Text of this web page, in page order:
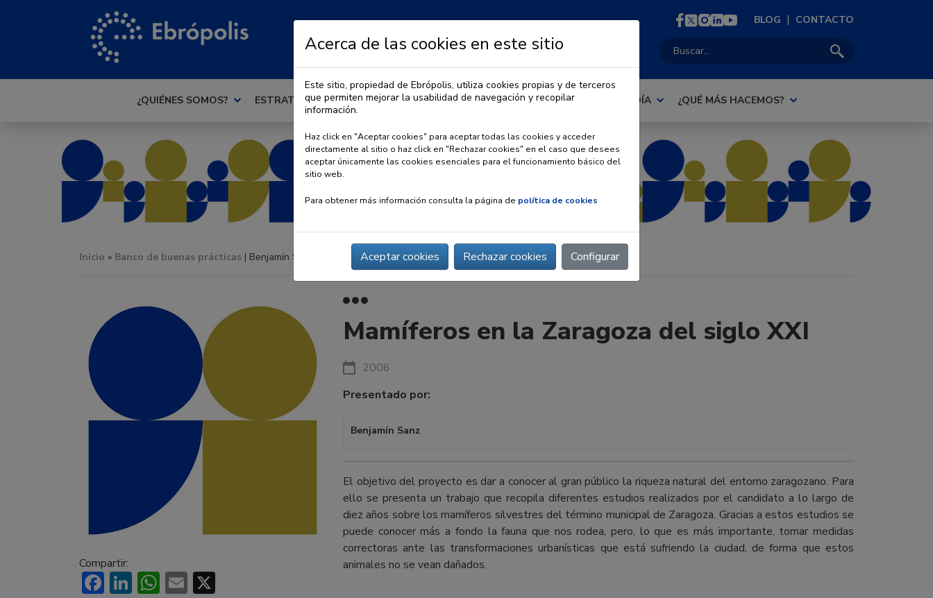
BLOG | CONTACTO
¿QUIÉNES SOMOS? ESTRATEGIA OBSERVATORIO URBANO PREMIO EBRÓPOLIS AL DÍA ¿QUÉ MÁS HACEMOS?
Inicio » Banco de buenas prácticas | Benjamín Sanz
Compartir:
Facebook
LinkedIn
WhatsApp
Email
Mamíferos en la Zaragoza del siglo XXI
2006
Presentado por:
Benjamín Sanz
El objetivo del proyecto es dar a conocer al gran público la riqueza natural del entorno zaragozano. Para
ello se presenta un trabajo que recopila diferentes estudios realizados por el candidato a lo largo de
diez años sobre los mamíferos silvestres del término municipal de Zaragoza. Gracias a estos estudios se
puede conocer más a fondo la fauna que nos rodea, pero, lo que es más importante, tomar medidas
correctoras ante las transformaciones urbanísticas que está sufriendo la ciudad, de forma que estos
animales no se vean dañados.
Acerca de las cookies en este sitio
Este sitio, propiedad de Ebrópolis, utiliza cookies propias y de terceros
que permiten mejorar la usabilidad de navegación y recopilar
información.
Haz click en "Aceptar cookies" para aceptar todas las cookies y acceder
directamente al sitio o haz click en "Rechazar cookies" en el caso que desees
aceptar únicamente las cookies esenciales para el funcionamiento básico del
sitio web.
Para obtener más información consulta la página de política de cookies
Aceptar cookies Rechazar cookies Configurar